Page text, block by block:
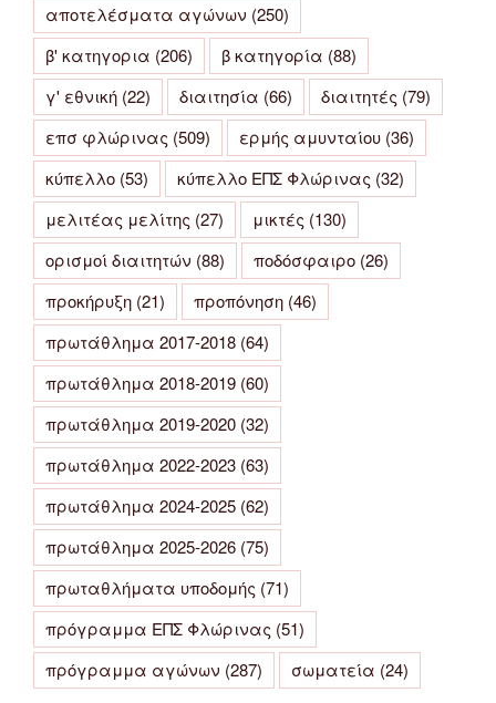
αποτελέσματα αγώνων (250)
β' κατηγορια (206) β κατηγορία (88)
γ' εθνική (22) διαιτησία (66) διαιτητές (79)
επσ φλώρινας (509) ερμής αμυνταίου (36)
κύπελλο (53) κύπελλο ΕΠΣ Φλώρινας (32)
μελιτέας μελίτης (27) μικτές (130)
ορισμοί διαιτητών (88) ποδόσφαιρο (26)
προκήρυξη (21) προπόνηση (46)
πρωτάθλημα 2017-2018 (64)
πρωτάθλημα 2018-2019 (60)
πρωτάθλημα 2019-2020 (32)
πρωτάθλημα 2022-2023 (63)
πρωτάθλημα 2024-2025 (62)
πρωτάθλημα 2025-2026 (75)
πρωταθλήματα υποδομής (71)
πρόγραμμα ΕΠΣ Φλώρινας (51)
πρόγραμμα αγώνων (287) σωματεία (24)